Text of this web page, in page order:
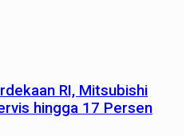
RI, Mitsubishi
hingga 17 Persen